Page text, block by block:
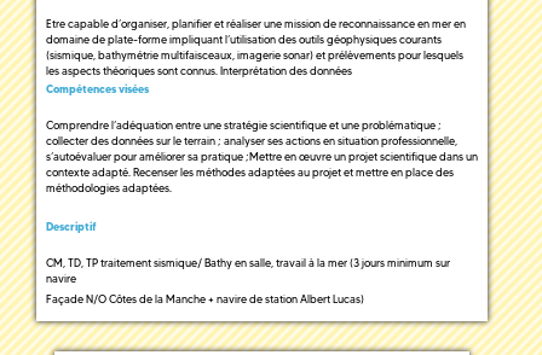
Etre capable d’organiser, planifier et réaliser une mission de reconnaissance en mer en
domaine de plate-forme impliquant l’utilisation des outils géophysiques courants
(sismique, bathymétrie multifaisceaux, imagerie sonar) et prélèvements pour lesquels
les aspects théoriques sont connus. Interprétation des données
Compétences visées
Comprendre l’adéquation entre une stratégie scientifique et une problématique ;
collecter des données sur le terrain ; analyser ses actions en situation professionnelle,
s’autoévaluer pour améliorer sa pratique ;Mettre en œuvre un projet scientifique dans un
contexte adapté. Recenser les méthodes adaptées au projet et mettre en place des
méthodologies adaptées.
Descriptif
CM, TD, TP traitement sismique/ Bathy en salle, travail à la mer (3 jours minimum sur
navire
Façade N/O Côtes de la Manche + navire de station Albert Lucas)